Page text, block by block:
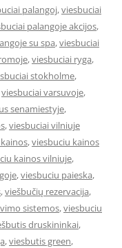
palangoj,viesbuciai
palangoje akcijos,
su spa,viesbuciai
,viesbuciai ryga,
stokholme,
viesbuciai varsuvoje,
senamiestyje,
,viesbuciai vilniuje
,viesbuciu kainos
kainos vilniuje,
,viesbuciu paieska,
,viešbučių rezervacija,
sistemos,viesbuciu
druskininkai,
,viesbutis green,